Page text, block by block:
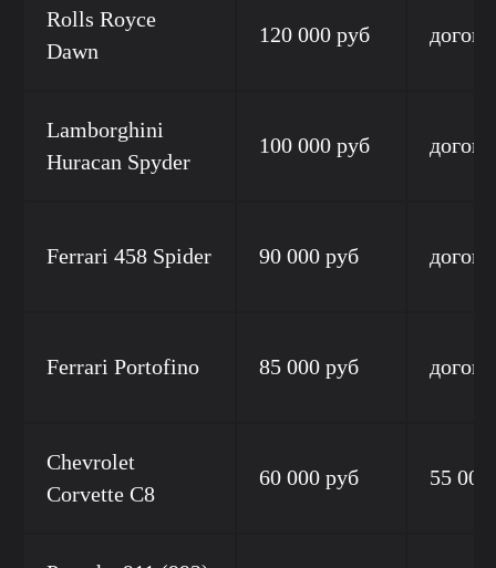
Rolls Royce
Dawn
120 000 руб
Lamborghini
Huracan Spyder
100 000 руб
Ferrari 458 Spider 90 000 руб
Ferrari Portofino 85 000 руб
Chevrolet
Corvette C8
60 000 руб 55 000